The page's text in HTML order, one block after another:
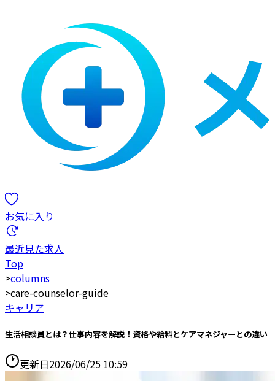
お気に入り
最近見た求人
Top
>columns
>care-counselor-guide
キャリア
生活相談員とは？仕事内容を解説！資格や給料とケアマネジャーとの違い
更新日2026/06/25 10:59